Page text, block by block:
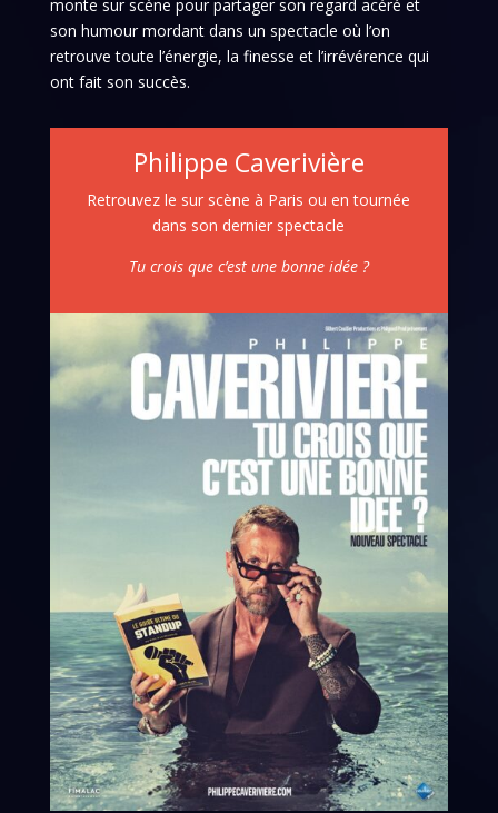
monte sur scène pour partager son regard acéré et
son humour mordant dans un spectacle où l’on
retrouve toute l’énergie, la finesse et l’irrévérence qui
ont fait son succès.
Philippe Caverivière
Retrouvez le sur scène à Paris ou en tournée
dans son dernier spectacle
Tu crois que c’est une bonne idée ?